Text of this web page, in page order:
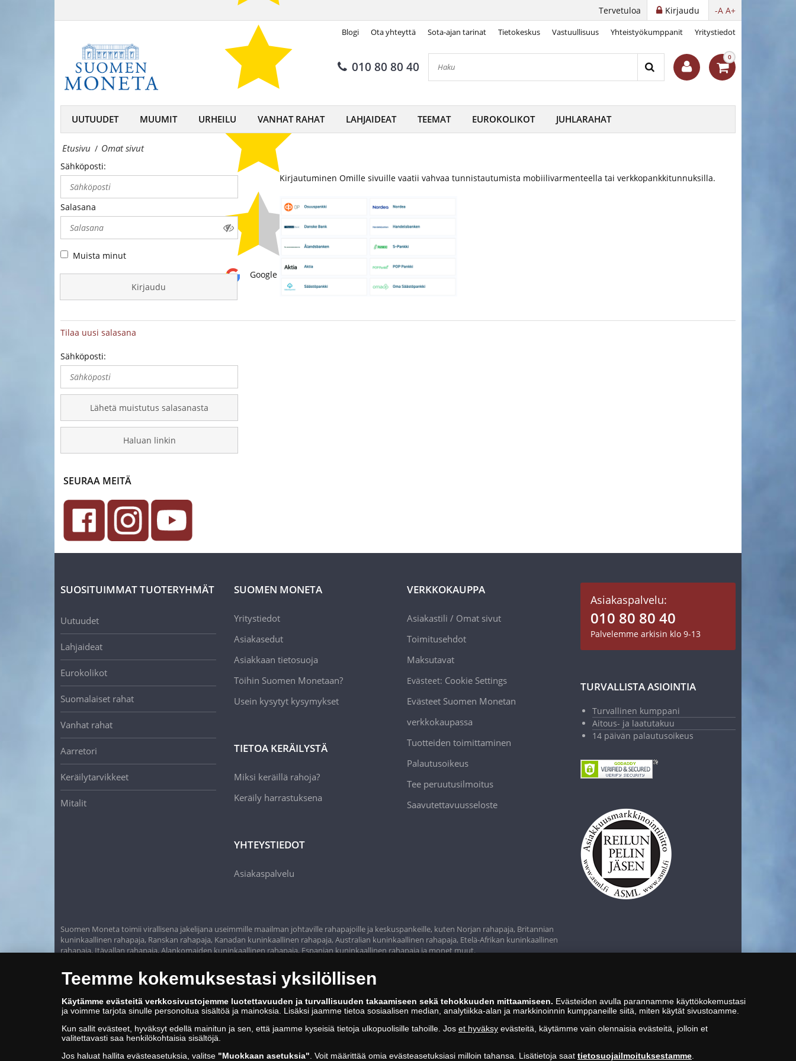
Suomen
MonetaSuomen
Moneta
–
keräilijän
kumppani,
rahojen
ja
mitaleiden
asiantuntija
-A A+
Kirjaudu
Tervetuloa
Blogi Ota yhteyttä Sota-ajan tarinat Tietokeskus Vastuullisuus Yhteistyökumppanit Yritystiedot
Google 4.3/5
010 80 80 40
0
UUTUUDET MUUMIT URHEILU VANHAT RAHAT LAHJAIDEAT TEEMAT EUROKOLIKOT JUHLARAHAT
Etusivu / Omat sivut
Sähköposti:
Salasana
Muista minut
Kirjaudu
Kirjautuminen Omille sivuille vaatii vahvaa tunnistautumista mobiilivarmenteella tai verkkopankkitunnuksilla.
Tilaa uusi salasana
Sähköposti:
Lähetä muistutus salasanasta
Haluan linkin
SEURAA MEITÄ
SUOSITUIMMAT TUOTERYHMÄT
Uutuudet
Lahjaideat
Eurokolikot
Suomalaiset rahat
Vanhat rahat
Aarretori
Keräilytarvikkeet
Mitalit
SUOMEN MONETA
Yritystiedot
Asiakasedut
Asiakkaan tietosuoja
Töihin Suomen Monetaan?
Usein kysytyt kysymykset
TIETOA KERÄILYSTÄ
Miksi keräillä rahoja?
Keräily harrastuksena
YHTEYSTIEDOT
Asiakaspalvelu
VERKKOKAUPPA
Asiakastili / Omat sivut
Toimitusehdot
Maksutavat
Evästeet: Cookie Settings
Evästeet Suomen Monetan
verkkokaupassa
Tuotteiden toimittaminen
Palautusoikeus
Tee peruutusilmoitus
Saavutettavuusseloste
Asiakaspalvelu:
010 80 80 40
Palvelemme arkisin klo 9-13
TURVALLISTA ASIOINTIA
Turvallinen kumppani
Aitous- ja laatutakuu
14 päivän palautusoikeus
Suomen Moneta toimii virallisena jakelijana useimmille maailman johtaville rahapajoille ja keskuspankeille, kuten Norjan rahapaja, Britannian
kuninkaallinen rahapaja, Ranskan rahapaja, Kanadan kuninkaallinen rahapaja, Australian kuninkaallinen rahapaja, Etelä-Afrikan kuninkaallinen
rahapaja, Itävallan rahapaja, Alankomaiden kuninkaallinen rahapaja, Espanjan kuninkaallinen rahapaja ja monet muut.
kumppani,
rahojen
mitaleiden
Teemme kokemuksestasi yksilöllisen
Käytämme evästeitä verkkosivustojemme luotettavuuden ja turvallisuuden takaamiseen sekä tehokkuuden mittaamiseen. Evästeiden avulla parannamme käyttökokemustasi
ja voimme tarjota sinulle personoitua sisältöä ja mainoksia. Lisäksi jaamme tietoa sosiaalisen median, analytiikka-alan ja markkinoinnin kumppaneille siitä, miten käytät sivustoamme.
Kun sallit evästeet, hyväksyt edellä mainitun ja sen, että jaamme kyseisiä tietoja ulkopuolisille tahoille. Jos et hyväksy evästeitä, käytämme vain olennaisia evästeitä, jolloin et
valitettavasti saa henkilökohtaisia sisältöjä.
Jos haluat hallita evästeasetuksia, valitse "Muokkaan asetuksia" . Voit määrittää omia evästeasetuksiasi milloin tahansa. Lisätietoja saat tietosuojailmoituksestamme